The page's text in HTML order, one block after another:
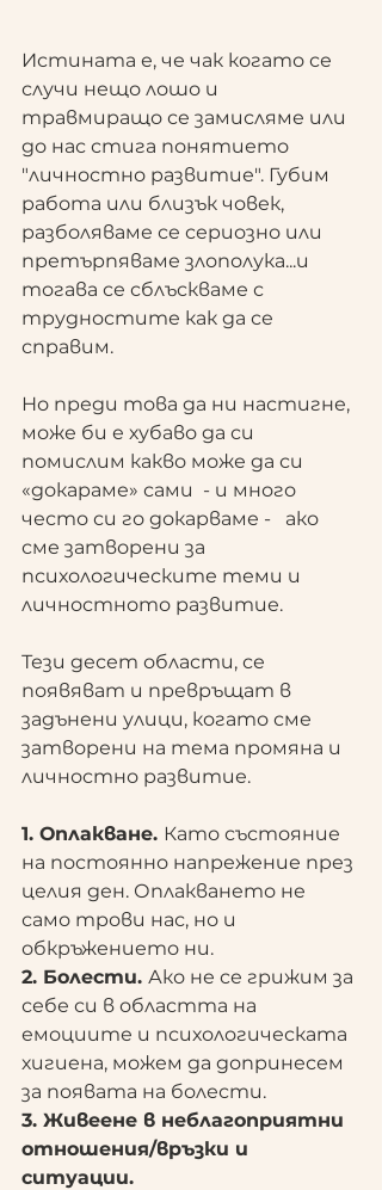
Истината е, че чак когато се
случи нещо лошо и
травмиращо се замисляме или
до нас стига понятието
"личностно развитие". Губим
работа или близък човек,
разболяваме се сериозно или
претърпяваме злополука...и
тогава се сблъскваме с
трудностите как да се
справим.
Но преди това да ни настигне,
може би е хубаво да си
помислим какво може да си
«докараме» сами  - и много
често си го докарваме -   ако
сме затворени за
психологическите теми и
личностното развитие.
Тези десет области, се
появяват и превръщат в
задънени улици, когато сме
затворени на тема промяна и
личностно развитие.
1. Оплакване. Като състояние
на постоянно напрежение през
целия ден. Оплакването не
само трови нас, но и
обкръжението ни.
2. Болести. Ако не се грижим за
себе си в областта на
емоциите и психологическата
хигиена, можем да допринесем
за появата на болести.
3. Живеене в неблагоприятни
отношения/връзки и
ситуации.